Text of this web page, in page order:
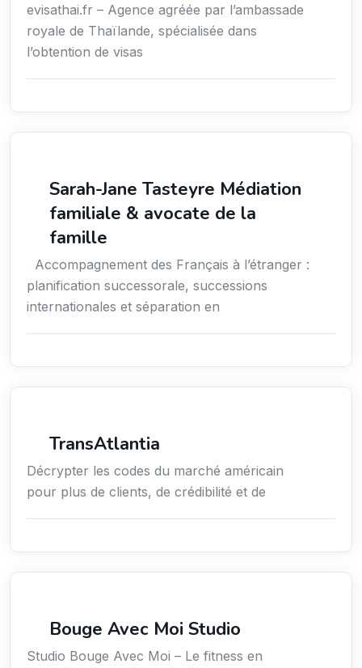
evisathai.fr – Agence agréée par l’ambassade
royale de Thaïlande, spécialisée dans
l’obtention de visas
Sarah-Jane Tasteyre Médiation
familiale & avocate de la
famille
Accompagnement des Français à l’étranger :
planification successorale, successions
internationales et séparation en
TransAtlantia
Décrypter les codes du marché américain
pour plus de clients, de crédibilité et de
Bouge Avec Moi Studio
Studio Bouge Avec Moi – Le fitness en